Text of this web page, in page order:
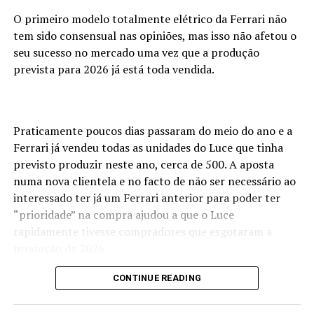
O primeiro modelo totalmente elétrico da Ferrari não
tem sido consensual nas opiniões, mas isso não afetou o
seu sucesso no mercado uma vez que a produção
prevista para 2026 já está toda vendida.
Praticamente poucos dias passaram do meio do ano e a
Ferrari já vendeu todas as unidades do Luce que tinha
previsto produzir neste ano, cerca de 500. A aposta
numa nova clientela e no facto de não ser necessário ao
interessado ter já um Ferrari anterior para poder ter
“prioridade” na compra ajudou a que o Luce
rapidamente tivesse compradores que esgotaram a
A marca de Maranello prevê uma produção de cerca de
CONTINUE READING